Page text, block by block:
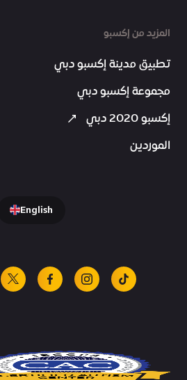
المزيد من إكسبو
تطبيق مدينة إكسبو دبي
مجموعة إكسبو دبي
إكسبو 2020 دبي
الموردين
English
tiktok
instagram
facebook
x